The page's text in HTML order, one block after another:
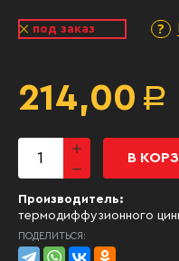
под заказ
214,00 Р
В
Производитель:
термодиффузионного
ПОДЕЛИТЬСЯ: